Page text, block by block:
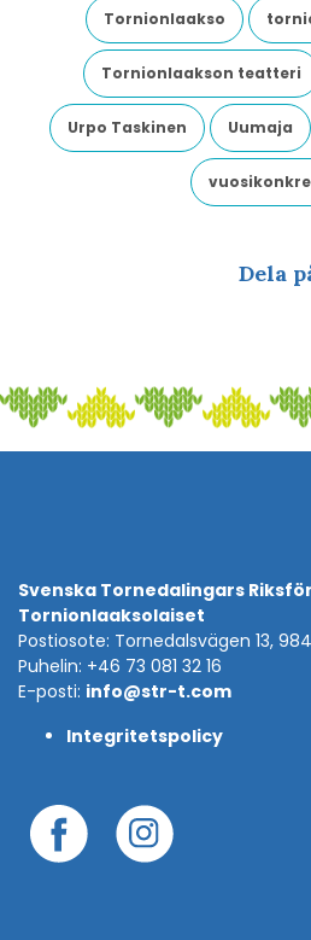
Tornionlaakso
Tornionlaakson teatteri
Urpo Taskinen Uumaja
Dela
Svenska Tornedalingars
Tornionlaaksolaiset
Postiosote: Tornedalsvägen 13, 984
Puhelin: +46 73 081 32 16
E-posti: info@str-t.com
Integritetspolicy